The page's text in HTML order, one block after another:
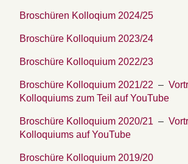
Broschüren Kolloqium 2024/25
Broschüre Kolloquium 2023/24
Broschüre Kolloquium 2022/23
Broschüre Kolloquium 2021/22 –
Kolloquiums zum Teil auf YouTube
Broschüre Kolloquium 2020/21 –
Kolloquiums auf YouTube
Broschüre Kolloquium 2019/20